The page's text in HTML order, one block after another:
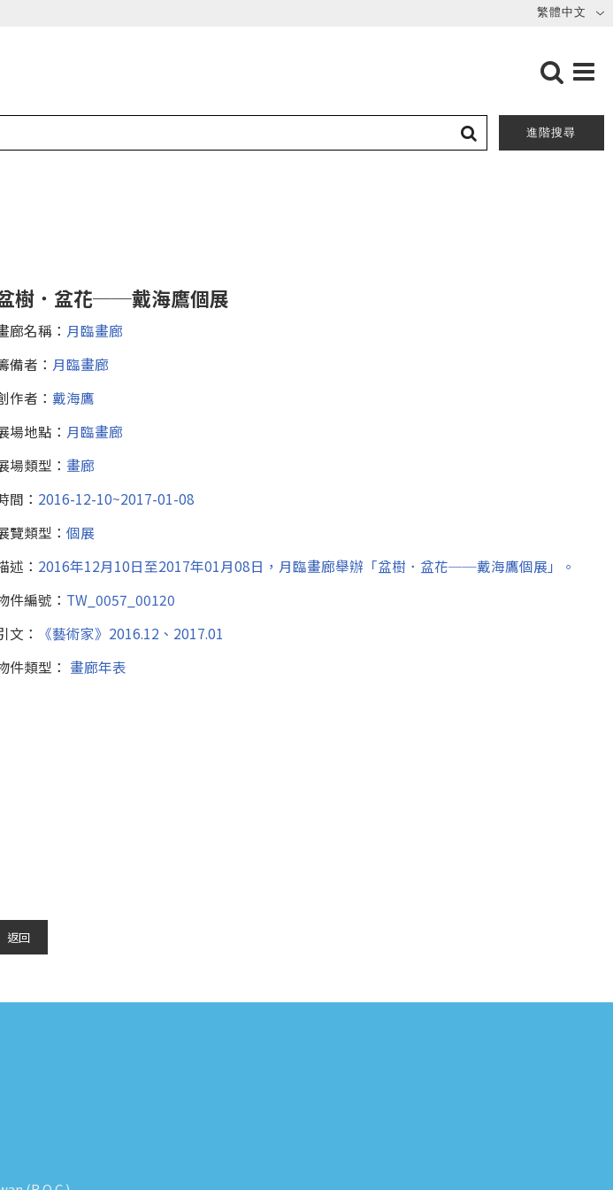
進階搜尋
樹．盆花──戴海鷹個展
廊名稱： 月臨畫廊
備者： 月臨畫廊
作者： 戴海鷹
場地點： 月臨畫廊
場類型： 畫廊
間： 2016-12-10~2017-01-08
覽類型： 個展
述： 2016年12月10日至2017年01月08日，月臨畫廊舉辦「盆樹．盆花──戴海鷹個展」。
件編號： TW_0057_00120
文：
《藝術家》2016.12、2017.01
件類型： 畫廊年表
返回